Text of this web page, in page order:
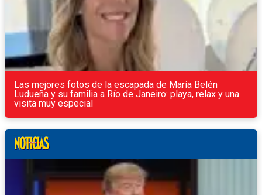
Las mejores fotos de la escapada de María Belén
Ludueña y su familia a Río de Janeiro: playa, relax y una
visita muy especial